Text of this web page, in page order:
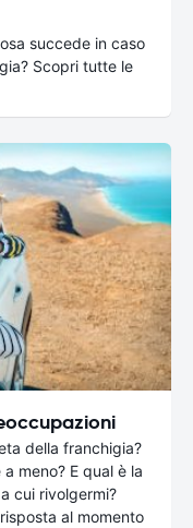
succede in caso
Scopri tutte le
della franchigia?
meno? E qual è la
cui rivolgermi?
al momento